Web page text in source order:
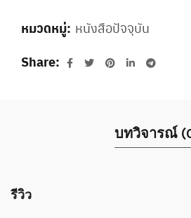
หมวดหมู่: หนังสือปัจจุบัน
Share
บทวิจารณ์
รีวิว